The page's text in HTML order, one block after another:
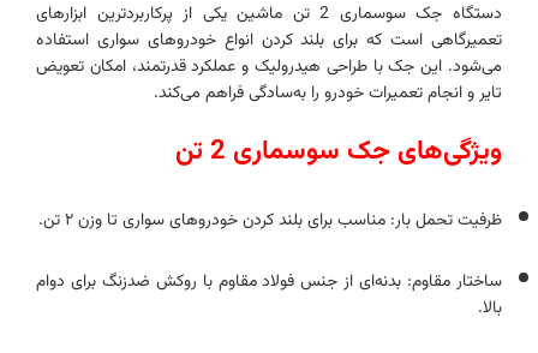
دستگاه جک سوسماری 2 تن ماشین یکی از پرکاربردترین ابزارهای
تعمیرگاهی است که برای بلند کردن انواع خودروهای سواری استفاده
می‌شود. این جک با طراحی هیدرولیک و عملکرد قدرتمند، امکان تعویض
تایر و انجام تعمیرات خودرو را به‌سادگی فراهم می‌کند.
ویژگی‌های جک سوسماری 2 تن
ظرفیت تحمل بار: مناسب برای بلند کردن خودروهای سواری تا وزن ۲ تن.
ساختار مقاوم: بدنه‌ای از جنس فولاد مقاوم با روکش ضدزنگ برای دوام
بالا.